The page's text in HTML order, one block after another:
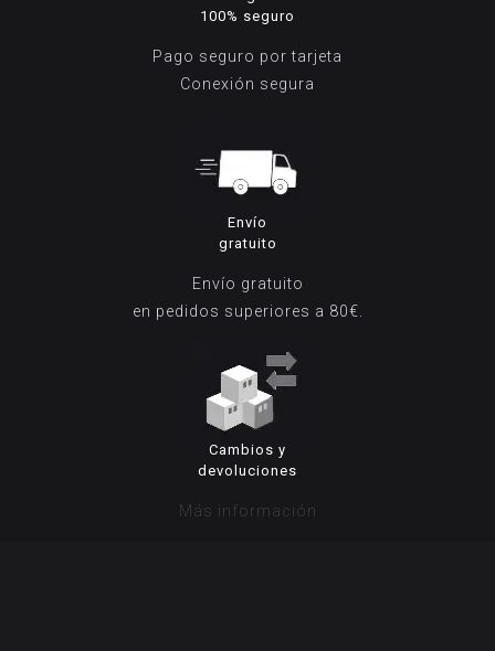
100% seguro
Pago seguro por tarjeta
Conexión segura
Envío
gratuito
Envío gratuito
en pedidos superiores a 80€.
Cambios y
devoluciones
Más información